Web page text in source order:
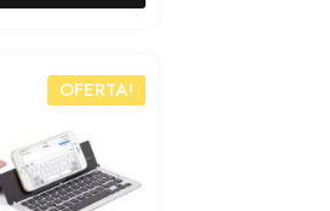
OFERTA!